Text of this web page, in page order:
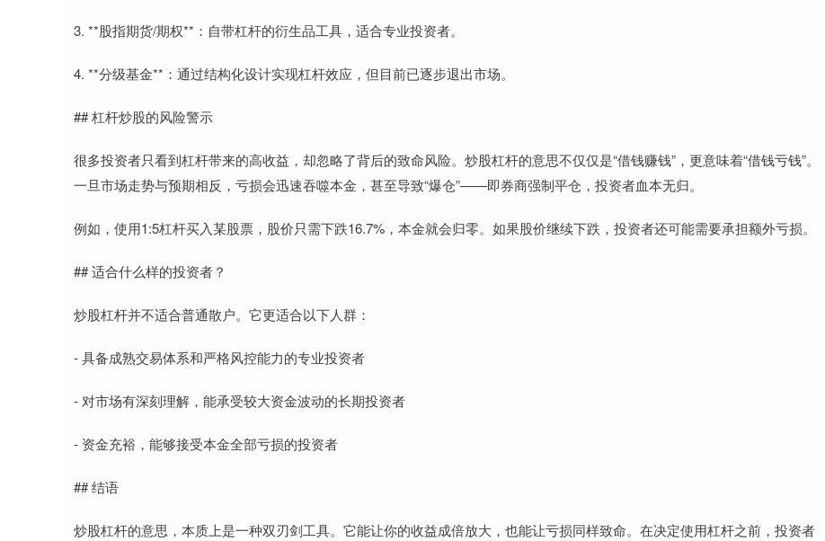
3. **股指期货/期权**：自带杠杆的衍生品工具，适合专业投资者。
4. **分级基金**：通过结构化设计实现杠杆效应，但目前已逐步退出市场。
## 杠杆炒股的风险警示
很多投资者只看到杠杆带来的高收益，却忽略了背后的致命风险。炒股杠杆的意思不仅仅是“借钱赚钱”，更意味着“借钱亏钱”。
一旦市场走势与预期相反，亏损会迅速吞噬本金，甚至导致“爆仓”——即券商强制平仓，投资者血本无归。
例如，使用1:5杠杆买入某股票，股价只需下跌16.7%，本金就会归零。如果股价继续下跌，投资者还可能需要承担额外亏损。
## 适合什么样的投资者？
炒股杠杆并不适合普通散户。它更适合以下人群：
- 具备成熟交易体系和严格风控能力的专业投资者
- 对市场有深刻理解，能承受较大资金波动的长期投资者
- 资金充裕，能够接受本金全部亏损的投资者
## 结语
炒股杠杆的意思，本质上是一种双刃剑工具。它能让你的收益成倍放大，也能让亏损同样致命。在决定使用杠杆之前，投资者